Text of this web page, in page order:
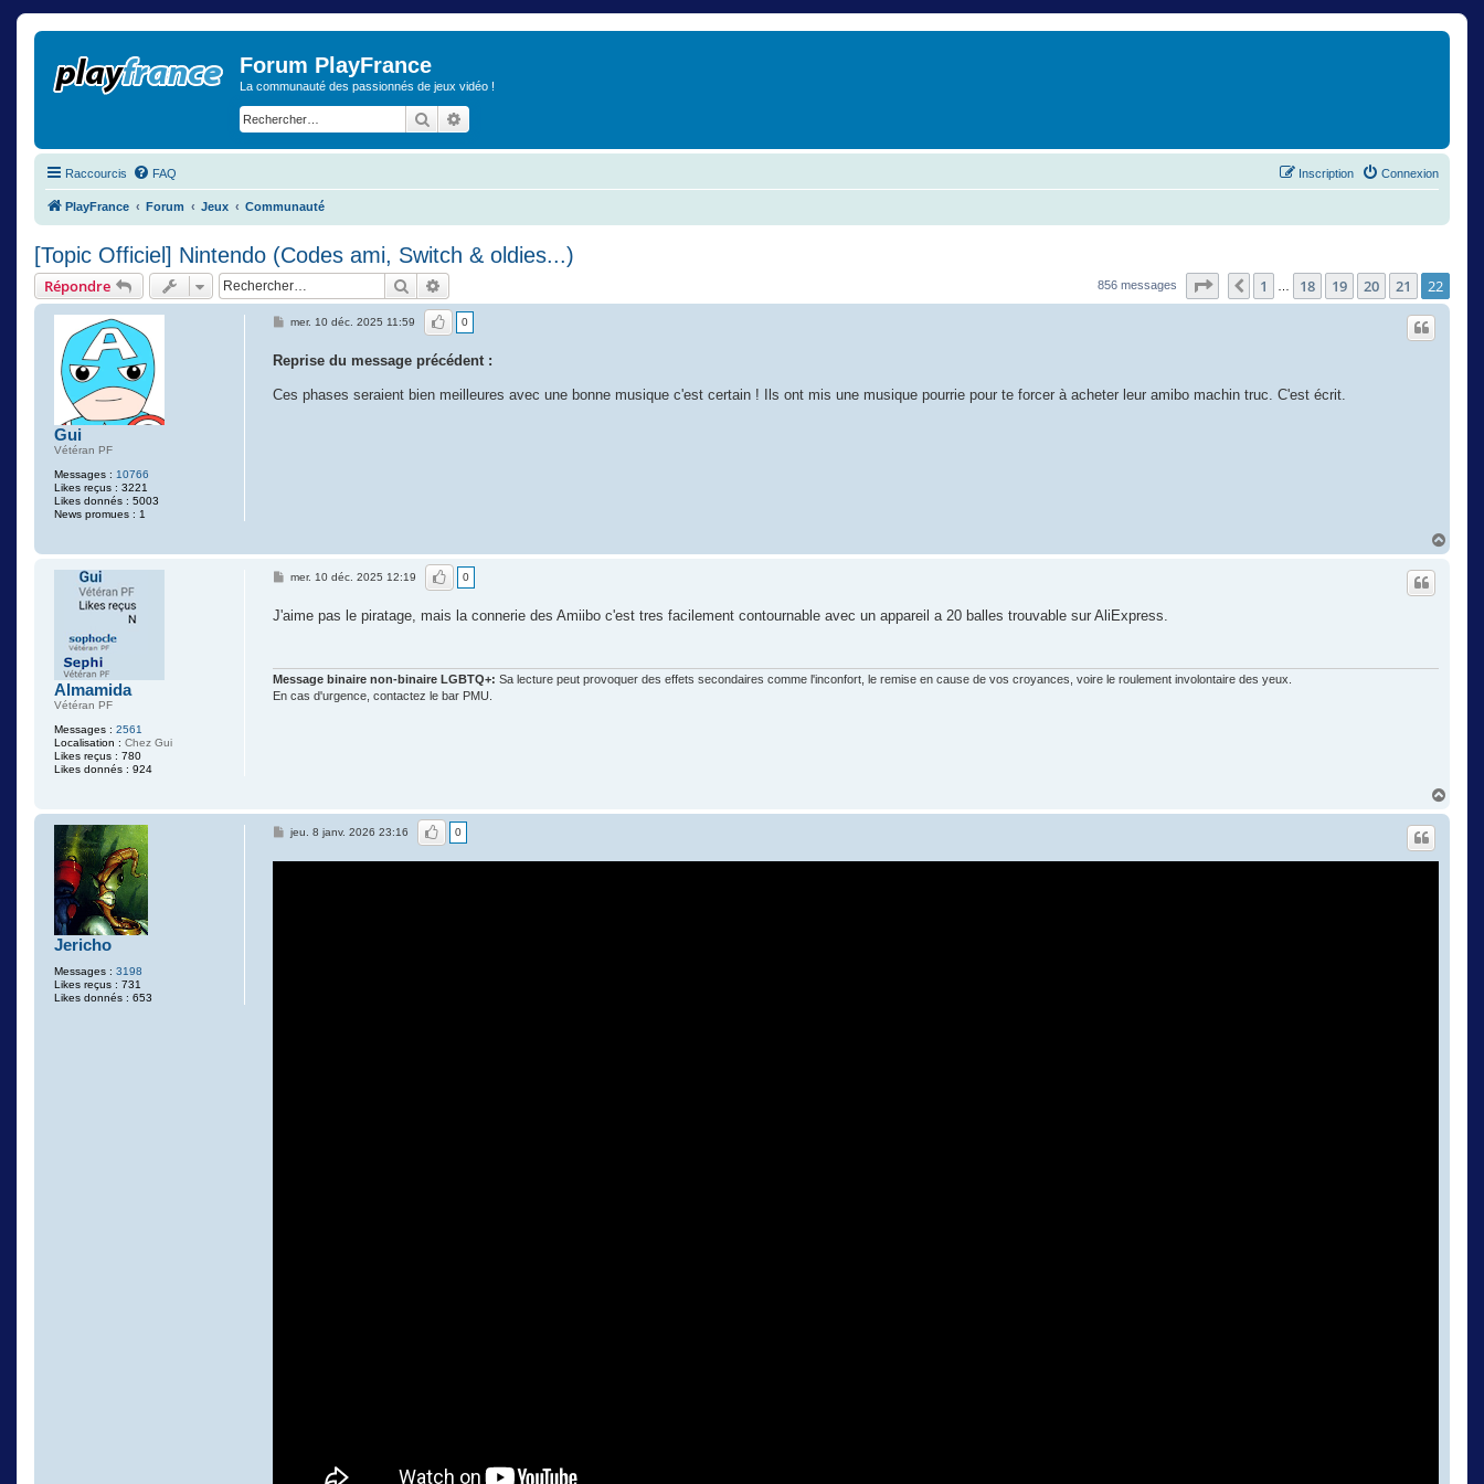
Forum PlayFrance
La communauté des passionnés de jeux vidéo !
Rechercher
Raccourcis FAQ Connexion
Inscription
PlayFrance Forum Jeux Communauté
[Topic Officiel] Nintendo (Codes ami, Switch & oldies...)
Répondre Rechercher 856 messages Page 22 sur 22
Précédent
1 18 19 20 21 22
Gui
Vétéran PF
Messages : 10766
Likes reçus : 3221
Likes donnés : 5003
News promues : 1
mer. 10 déc. 2025 11:59 J'aime
0
Reprise du message précédent :
Ces phases seraient bien meilleures avec une bonne musique c'est certain ! Ils ont mis une musique pourrie pour te forcer à acheter leur amibo machin truc. C'est écrit.
a
Almamida
Vétéran PF
Messages : 2561
Localisation : Chez Gui
Likes reçus : 780
Likes donnés : 924
mer. 10 déc. 2025 12:19 J'aime
0
J'aime pas le piratage, mais la connerie des Amiibo c'est tres facilement contournable avec un appareil a 20 balles trouvable sur AliExpress.
Message binaire non-binaire LGBTQ+: Sa lecture peut provoquer des effets secondaires comme l'inconfort, le remise en cause de vos croyances, voire le roulement involontaire des yeux.
En cas d'urgence, contactez le bar PMU.
Jericho
Messages : 3198
Likes reçus : 731
Likes donnés : 653
jeu. 8 janv. 2026 23:16 J'aime
0